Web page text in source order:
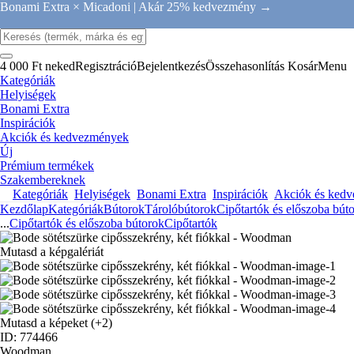
Bonami Extra × Micadoni | Akár 25% kedvezmény →
4 000 Ft nekedRegisztrációBejelentkezésÖsszehasonlítás KosárMenu
Kategóriák
Helyiségek
Bonami Extra
Inspirációk
Akciók és kedvezmények
Új
Prémium termékek
Szakembereknek
Kategóriák Helyiségek Bonami Extra Inspirációk Akciók és
KezdőlapKategóriákBútorokTárolóbútorokCipőtartók és előszoba
...Cipőtartók és előszoba bútorokCipőtartók
Mutasd a képgalériát
Mutasd a képeket (+2)
ID: 774466
Woodman